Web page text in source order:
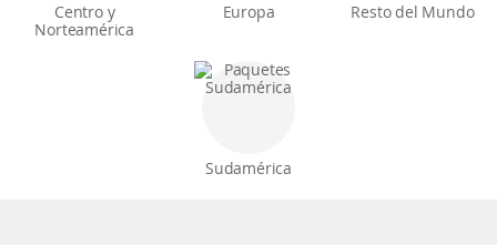
Centro y
Norteamérica
Europa Resto del Mundo
Sudamérica